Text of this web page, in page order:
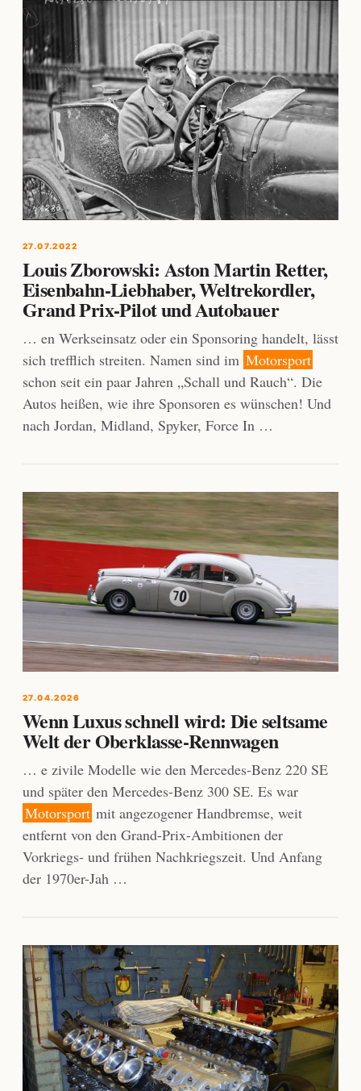
27.07.2022
Louis Zborowski: Aston Martin Retter,
Eisenbahn-Liebhaber, Weltrekordler,
Grand Prix-Pilot und Autobauer
… en Werkseinsatz oder ein Sponsoring handelt, lässt
sich trefflich streiten. Namen sind im Motorsport
schon seit ein paar Jahren „Schall und Rauch“. Die
Autos heißen, wie ihre Sponsoren es wünschen! Und
nach Jordan, Midland, Spyker, Force In …
27.04.2026
Wenn Luxus schnell wird: Die seltsame
Welt der Oberklasse-Rennwagen
… e zivile Modelle wie den Mercedes-Benz 220 SE
und später den Mercedes-Benz 300 SE. Es war
Motorsport mit angezogener Handbremse, weit
entfernt von den Grand-Prix-Ambitionen der
Vorkriegs- und frühen Nachkriegszeit. Und Anfang
der 1970er-Jah …